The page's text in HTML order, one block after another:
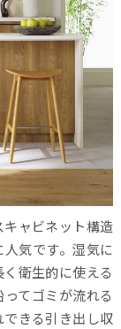
ャビネット構造
気です。湿気に
衛生的に使える
てゴミが流れる
できる引き出し収